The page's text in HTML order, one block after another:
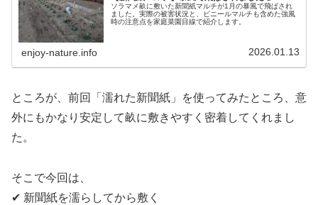
ソラマメ畝に敷いた新聞紙マルチが1月の暴風で飛ばされ
ました。実際の被害状況と、ビニールマルチも含めた強風
時の注意点を家庭菜園目線で紹介します。
enjoy-nature.info 2026.01.13
ところが、前回「濡れた新聞紙」を使ってみたところ、意
外にもかなり安定して畝に敷きやすく密着してくれまし
た。
そこで今回は、
✔ 新聞紙を濡らしてから敷く